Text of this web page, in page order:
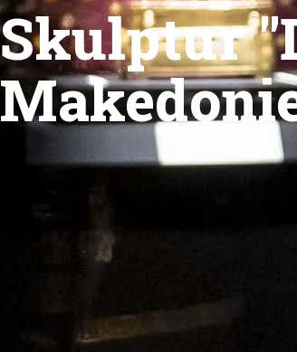
Skulptur